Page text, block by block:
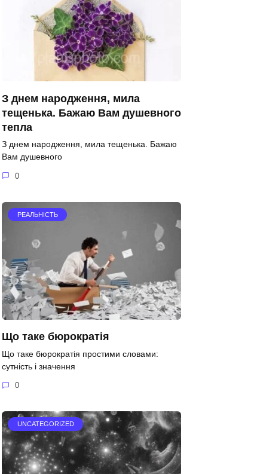
З днем народження, мила
тещенька. Бажаю Вам душевного
тепла
З днем народження, мила тещенька. Бажаю
Вам душевного
0
РЕАЛЬНІСТЬ
Що таке бюрократія
Що таке бюрократія простими словами:
сутність і значення
0
UNCATEGORIZED